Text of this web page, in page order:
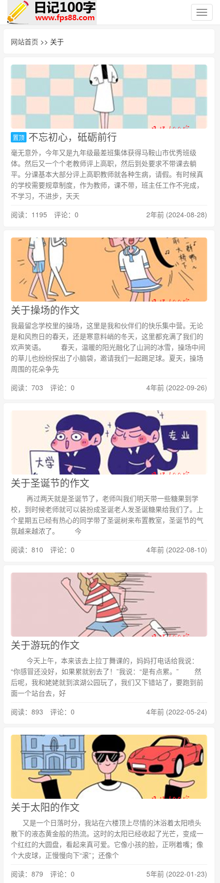
切
换
网站首页 >> 关于
置顶 不忘初心，砥砺前行
毫无意外，今年又是九年级最差班集体获得马鞍山市优秀班级
体。然后又一个个老教师评上高职，然后到处要求不带课去躺
平。分课基本大部分评上高职教师就各种生病，请假。有时候真
的学校需要规章制度，作为教师，课不带，班主任工作不完成，
不学习，不进步，天天
阅读：1195 评论：0
2年前 (2024-08-28)
关于操场的作文
我最留念学校里的操场，这里是我和伙伴们的快乐集中营。无论
是和风煦日的春天，还是寒意料峭的冬天，这里都充满了我们的
欢声笑语。 春天，温暖的阳光融化了山涧的冰雪，操场中间
的草儿也纷纷探出了小脑袋，邀请我们一起踢足球。夏天，操场
周围的花朵争先
阅读：703 评论：0
4年前 (2022-09-26)
关于圣诞节的作文
再过两天就是圣诞节了，老师叫我们明天带一些糖果到学
校，到时候老师就可以装扮成圣诞老人发圣诞糖果给我们了。上
个星期五已经有热心的同学带了圣诞树来布置教室，圣诞节的气
氛越来越浓了。 今
阅读：810 评论：0
4年前 (2022-08-10)
关于游玩的作文
今天上午，本来该去上拉丁舞课的，妈妈打电话给我说：
“你感冒还没好，如果累就别去了！”我说：“是有点累。” 然
后呢，我和姥姥就到滨湖公园玩了，我们又下错站了，要跑到前
面一个站台去，好
阅读：893 评论：0
4年前 (2022-05-24)
关于太阳的作文
又是一个日落时分，我站在六楼顶上尽情的沐浴着太阳喷头
散下的液态黄金般的热流。这时的太阳已经收起了光芒，变成一
个红红的大圆盘，看起来真可爱。它像小孩的脸，正咧着嘴；像
个大皮球，正慢慢向下“滚”；还像个
阅读：879 评论：0
5年前 (2022-01-23)